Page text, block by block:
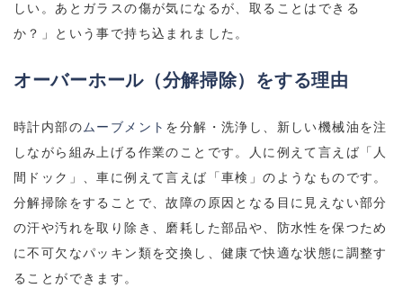
しい。あとガラスの傷が気になるが、取ることはできる
か？」という事で持ち込まれました。
オーバーホール（分解掃除）をする理由
時計内部の ムーブメント を分解・洗浄し、新しい機械油を注
しながら組み上げる作業のことです。人に例えて言えば「人
間ドック」、車に例えて言えば「車検」のようなものです。
分解掃除をすることで、故障の原因となる目に見えない部分
の汗や汚れを取り除き、磨耗した部品や、防水性を保つため
に不可欠なパッキン類を交換し、健康で快適な状態に調整す
ることができます。